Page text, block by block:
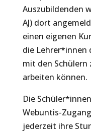
Auszubildenden
AJ) dort
einen eigenen
die Lehrer*innen
mit den
arbeiten können.
Die
Webuntis-
jederzeit ihre